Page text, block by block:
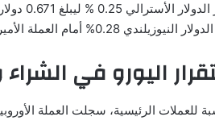
0.28% أمام العملة الأميركية إلى 0.614 دولار.
اليورو في